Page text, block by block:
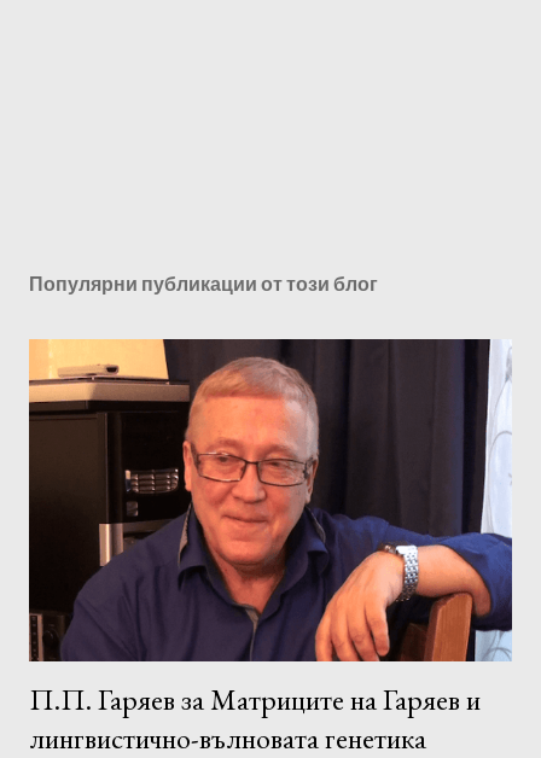
Популярни публикации от този блог
П.П. Гаряев за Матриците на Гаряев и
лингвистично-вълновата генетика